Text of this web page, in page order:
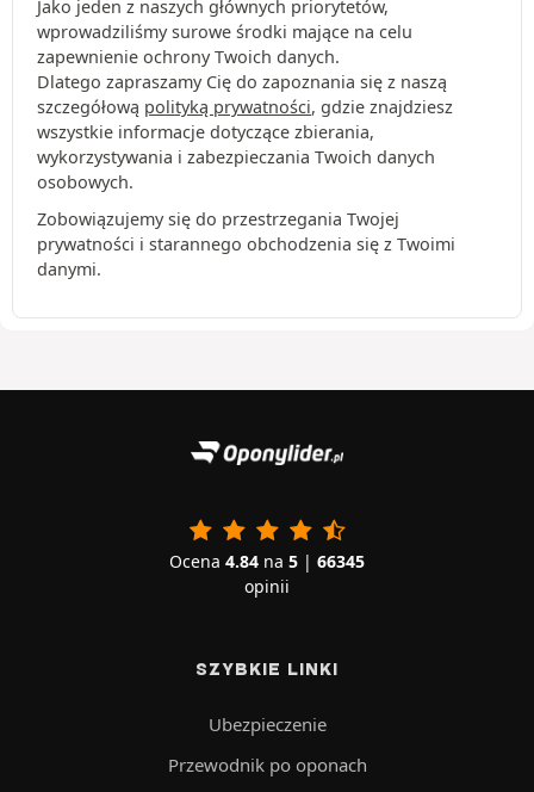
Jako jeden z naszych głównych priorytetów,
wprowadziliśmy surowe środki mające na celu
zapewnienie ochrony Twoich danych.
Dlatego zapraszamy Cię do zapoznania się z naszą
szczegółową polityką prywatności, gdzie znajdziesz
wszystkie informacje dotyczące zbierania,
wykorzystywania i zabezpieczania Twoich danych
osobowych.
Zobowiązujemy się do przestrzegania Twojej
prywatności i starannego obchodzenia się z Twoimi
danymi.
Ocena 4.84 na 5 | 66345
opinii
SZYBKIE LINKI
Ubezpieczenie
Przewodnik po oponach